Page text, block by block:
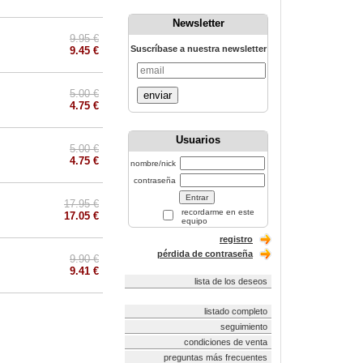
9.95 €
9.45 €
5.00 €
4.75 €
5.00 €
4.75 €
17.95 €
17.05 €
9.90 €
9.41 €
Newsletter
Suscríbase a nuestra newsletter
enviar
Usuarios
nombre/nick
contraseña
recordarme en este
equipo
registro
pérdida de contraseña
lista de los deseos
listado completo
seguimiento
condiciones de venta
preguntas más frecuentes